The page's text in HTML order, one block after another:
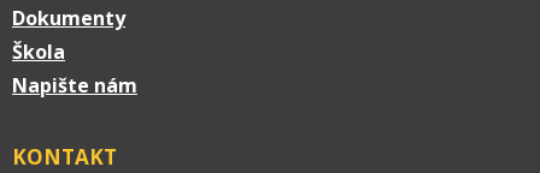
Dokumenty
Škola
Napište nám
KONTAKT